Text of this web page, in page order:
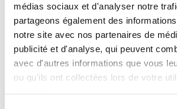
médias sociaux et d'analyser notre
partageons également des
notre site avec nos partenaires de
publicité et d'analyse, qui peuvent
avec d'autres informations que vous
ou qu'ils ont collectées lors de votre
L’OiEau développe et anime de
d’information et projets numériques
service des politiques publiques de
l’environnement.
Se connecter
J'ai déjà un compte
Adresse email *